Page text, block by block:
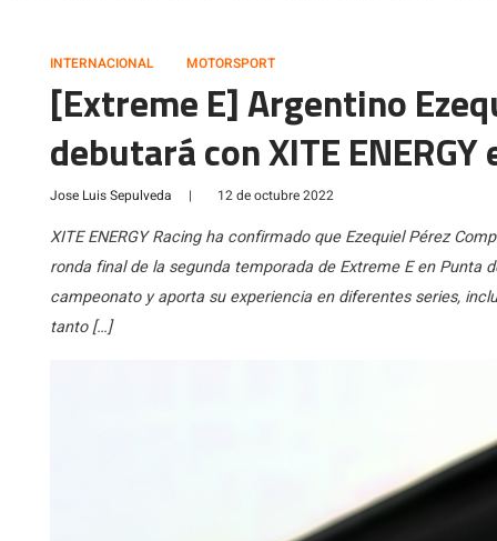
INTERNACIONAL MOTORSPORT
[Extreme E] Argentino
debutará con XITE
Jose Luis Sepulveda | 12 de octubre 2022
XITE ENERGY Racing ha confirmado que Ezequiel Pérez
ronda final de la segunda temporada de Extreme E en Punta
campeonato y aporta su experiencia en diferentes series,
tanto […]